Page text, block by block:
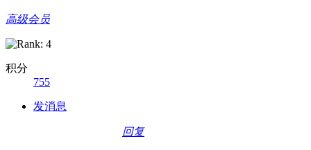
高级会员
积分
755
发消息
回复